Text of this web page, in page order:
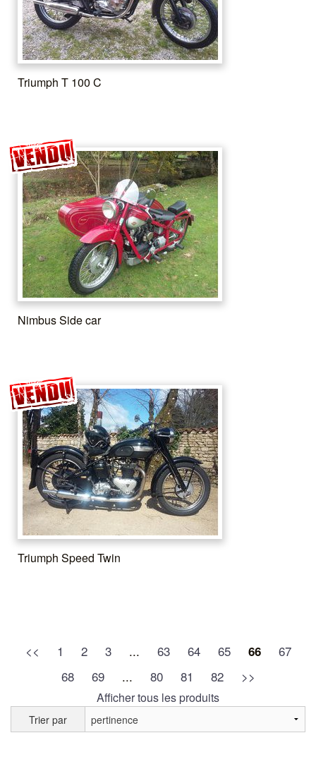
Triumph T 100 C
Nimbus Side car
Triumph Speed Twin
<< 1 2 3 ... 63 64 65 66
67
68
69 ... 80 81 82 >>
Afficher tous les produits
Trier par